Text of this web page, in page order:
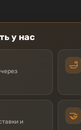
у нас
🛁
и
🤝